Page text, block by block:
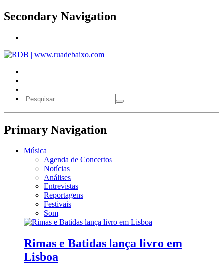
Secondary Navigation
Primary Navigation
Música
Agenda de Concertos
Notícias
Análises
Entrevistas
Reportagens
Festivais
Som
Rimas e Batidas lança livro em
Lisboa